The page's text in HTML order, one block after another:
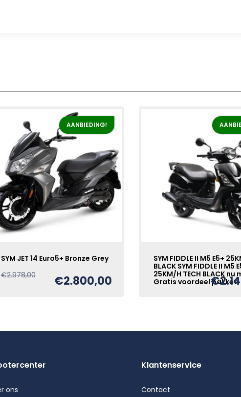
AANBIEDING!
SYM JET 14 Euro5+ Bronze Grey
€2.978,00
Oorspronkelijke
€2.800,00
SYM FIDDLE II M5 E5+
BLACK SYM FIDDLE II M5
25KM/H TECH BLACK nu
Gratis voordeel pakket!
€2.249,00.
€
€2.149,00.
ons
Klantenservice
Contact